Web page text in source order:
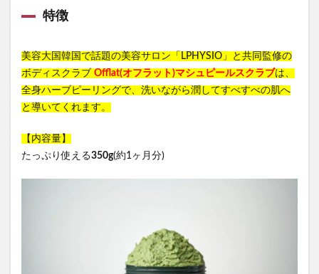
特徴
美容大国韓国で話題の美容サロン「LPHYSIO」と共同監修の
ボディスクラブ Offlat(オフラット)マシュピールスクラブは、
全身ハーブピーリングで、洗いながら潤してすべすべの肌へ
と導いてくれます。
【内容量】
たっぷり使える350g(約1ヶ月分)